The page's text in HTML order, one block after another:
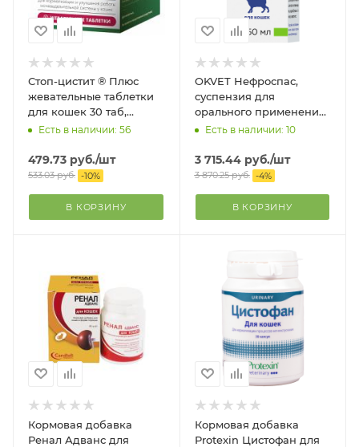
Стоп-цистит ® Плюс
жевательные таблетки
для кошек 30 таб,
упаковка
Есть в наличии: 56
479.73 руб./шт
533.03руб. -10%
В КОРЗИНУ
OKVET Нефроспас,
суспензия для
орального применения,
50 мл
Есть в наличии: 10
3 715.44руб./шт
3 870.25руб. -4%
В КОРЗИНУ
Кормовая добавка
Ренал Адванс для
Кормовая добавка
Protexin Цистофан для